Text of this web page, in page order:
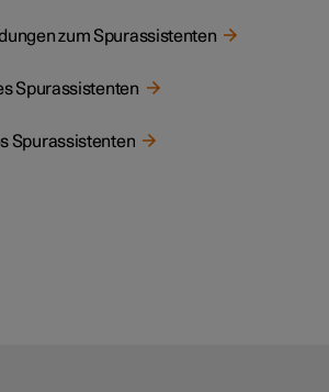
zum Spurassistenten
Spurassistenten
Spurassistenten